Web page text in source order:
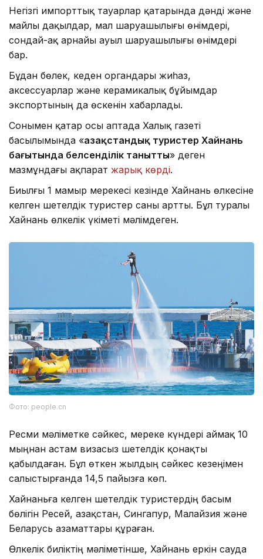
Негізгі импорттық тауарлар қатарында дәнді және
майлы дақылдар, мал шаруашылығы өнімдері,
сондай-ақ арнайы ауыл шаруашылығы өнімдері
бар.
Бұдан бөлек, кеден органдары жиһаз,
аксессуарлар және керамикалық бұйымдар
экспортының да өскенін хабарлады.
Сонымен қатар осы аптада Халық газеті
басылымында «Қазақстандық туристер Хайнань
бағытында белсенділік танытты» деген
мазмұндағы ақпарат жарық көрді.
Биылғы 1 мамыр мерекесі кезінде Хайнань өлкесіне
келген шетелдік туристер саны артты. Бұл туралы
Хайнань өлкелік үкіметі мәлімдеген.
Фото: people.cn
Ресми мәліметке сәйкес, мереке күндері аймақ 10
мыңнан астам визасыз шетелдік қонақты
қабылдаған. Бұл өткен жылдың сәйкес кезеңімен
салыстырғанда 14,5 пайызға көп.
Хайнаньға келген шетелдік туристердің басым
бөлігін Ресей, Қазақстан, Сингапур, Малайзия және
Беларусь азаматтары құраған.
Өлкелік биліктің мәліметінше, Хайнань еркін сауда